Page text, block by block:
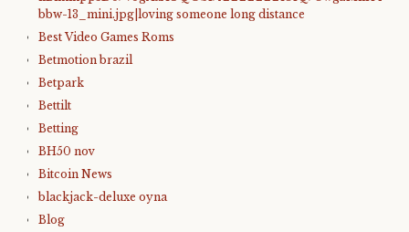
bbw-13_mini.jpg|loving someone long distance
Best Video Games Roms
Betmotion brazil
Betpark
Bettilt
Betting
BH50 nov
Bitcoin News
blackjack-deluxe oyna
Blog